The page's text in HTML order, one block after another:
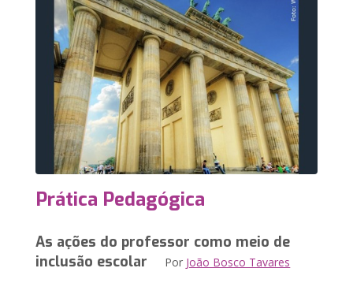
Prática Pedagógica
As ações do professor como meio de
inclusão escolar Por João Bosco Tavares